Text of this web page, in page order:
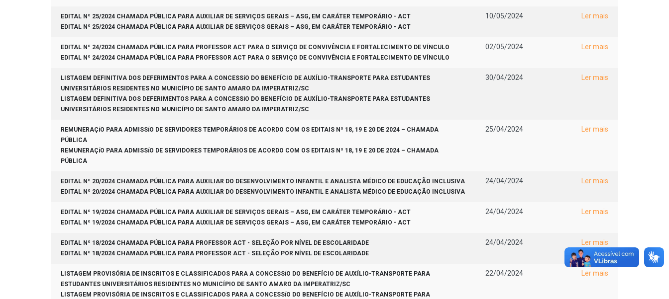
EDITAL Nº 25/2024 CHAMADA PÚBLICA PARA AUXILIAR DE SERVIÇOS GERAIS – ASG, EM CARÁTER TEMPORÁRIO - ACT
EDITAL Nº 25/2024 CHAMADA PÚBLICA PARA AUXILIAR DE SERVIÇOS GERAIS – ASG, EM CARÁTER TEMPORÁRIO - ACT
10/05/2024 Ler mais
EDITAL Nº 24/2024 CHAMADA PÚBLICA PARA PROFESSOR ACT PARA O SERVIÇO DE CONVIVÊNCIA E FORTALECIMENTO DE VÍNCULO
EDITAL Nº 24/2024 CHAMADA PÚBLICA PARA PROFESSOR ACT PARA O SERVIÇO DE CONVIVÊNCIA E FORTALECIMENTO DE VÍNCULO
02/05/2024 Ler mais
LISTAGEM DEFINITIVA DOS DEFERIMENTOS PARA A CONCESSíO DO BENEFÍCIO DE AUXÍLIO-TRANSPORTE PARA ESTUDANTES
UNIVERSITÁRIOS RESIDENTES NO MUNICÍPIO DE SANTO AMARO DA IMPERATRIZ/SC
LISTAGEM DEFINITIVA DOS DEFERIMENTOS PARA A CONCESSíO DO BENEFÍCIO DE AUXÍLIO-TRANSPORTE PARA ESTUDANTES
UNIVERSITÁRIOS RESIDENTES NO MUNICÍPIO DE SANTO AMARO DA IMPERATRIZ/SC
30/04/2024 Ler mais
REMUNERAÇíO PARA ADMISSíO DE SERVIDORES TEMPORÁRIOS DE ACORDO COM OS EDITAIS Nº 18, 19 E 20 DE 2024 – CHAMADA
PÚBLICA
REMUNERAÇíO PARA ADMISSíO DE SERVIDORES TEMPORÁRIOS DE ACORDO COM OS EDITAIS Nº 18, 19 E 20 DE 2024 – CHAMADA
PÚBLICA
25/04/2024 Ler mais
EDITAL Nº 20/2024 CHAMADA PÚBLICA PARA AUXILIAR DO DESENVOLVIMENTO INFANTIL E ANALISTA MÉDICO DE EDUCAÇÃO INCLUSIVA
EDITAL Nº 20/2024 CHAMADA PÚBLICA PARA AUXILIAR DO DESENVOLVIMENTO INFANTIL E ANALISTA MÉDICO DE EDUCAÇÃO INCLUSIVA
24/04/2024 Ler mais
EDITAL Nº 19/2024 CHAMADA PÚBLICA PARA AUXILIAR DE SERVIÇOS GERAIS – ASG, EM CARÁTER TEMPORÁRIO - ACT
EDITAL Nº 19/2024 CHAMADA PÚBLICA PARA AUXILIAR DE SERVIÇOS GERAIS – ASG, EM CARÁTER TEMPORÁRIO - ACT
24/04/2024 Ler mais
EDITAL Nº 18/2024 CHAMADA PÚBLICA PARA PROFESSOR ACT - SELEÇÃO POR NÍVEL DE ESCOLARIDADE
EDITAL Nº 18/2024 CHAMADA PÚBLICA PARA PROFESSOR ACT - SELEÇÃO POR NÍVEL DE ESCOLARIDADE
24/04/2024 Ler mais
LISTAGEM PROVISÓRIA DE INSCRITOS E CLASSIFICADOS PARA A CONCESSíO DO BENEFÍCIO DE AUXÍLIO-TRANSPORTE PARA
ESTUDANTES UNIVERSITÁRIOS RESIDENTES NO MUNICÍPIO DE SANTO AMARO DA IMPERATRIZ/SC
LISTAGEM PROVISÓRIA DE INSCRITOS E CLASSIFICADOS PARA A CONCESSíO DO BENEFÍCIO DE AUXÍLIO-TRANSPORTE PARA
22/04/2024 Ler mais